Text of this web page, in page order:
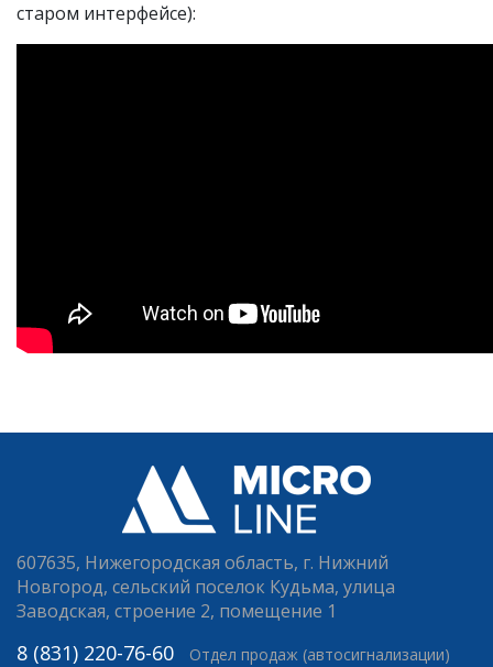
старом интерфейсе):
607635, Нижегородская область, г. Нижний
Новгород, сельский поселок Кудьма, улица
Заводская, строение 2, помещение 1
8 (831) 220-76-60 Отдел продаж (автосигнализации)